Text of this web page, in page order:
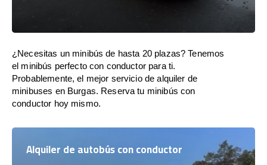
¿Necesitas un minibús de hasta 20 plazas? Tenemos
el minibús perfecto con conductor para ti.
Probablemente, el mejor servicio de alquiler de
minibuses en Burgas. Reserva tu minibús con
conductor hoy mismo.
Alquiler de autobús con conductor